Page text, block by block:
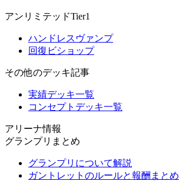
アンリミテッドTier1
ハンドレスヴァンプ
回復ビショップ
その他のデッキ記事
実績デッキ一覧
コンセプトデッキ一覧
アリーナ情報
グランプリまとめ
グランプリについて解説
ガントレットのルールと報酬まとめ